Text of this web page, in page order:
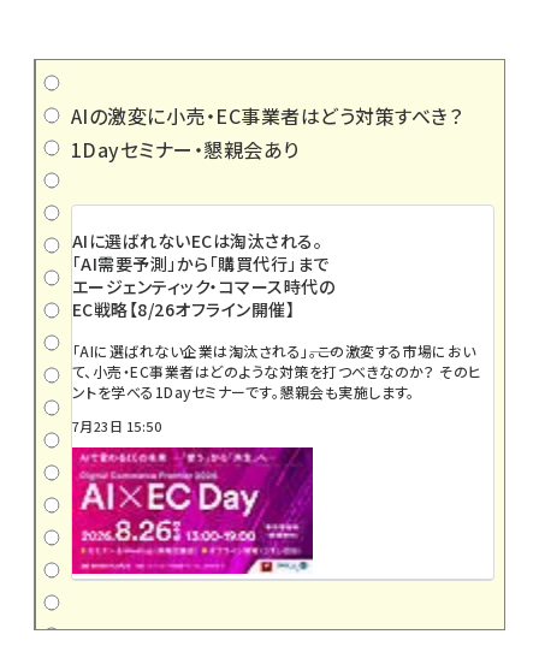
AIの激変に小売・EC事業者はどう対策すべき？
1Dayセミナー・懇親会あり
AIに選ばれないECは淘汰される。
「AI需要予測」から「購買代行」まで
エージェンティック・コマース時代の
EC戦略【8/26オフライン開催】
「AIに選ばれない企業は淘汰される」――。この激変する市場におい
て、小売・EC事業者はどのような対策を打つべきなのか？ そのヒ
ントを学べる1Dayセミナーです。懇親会も実施します。
7月23日 15:50